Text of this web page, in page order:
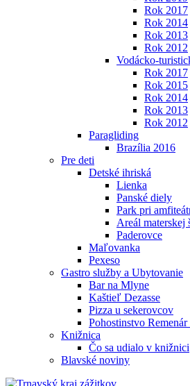
Rok 2017
Rok 2014
Rok 2013
Rok 2012
Vodácko-
Rok 2017
Rok 2015
Rok 2014
Rok 2013
Rok 2012
Paragliding
Brazília 2016
Pre deti
Detské ihriská
Lienka
Panské diely
Park pri
Areál materskej
Paderovce
Maľovanka
Pexeso
Gastro služby a Ubytovanie
Bar na Mlyne
Kaštieľ Dezasse
Pizza u sekerovcov
Pohostinstvo
Knižnica
Čo sa udialo v knižnici
Blavské noviny